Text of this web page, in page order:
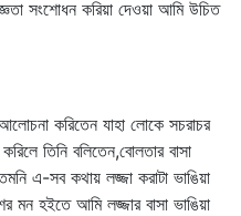
সংশোধন করিয়া দেওয়া আমি উচিত
করিতেন যাহা লোকে সচরাচর
তিনি বলিতেন,বোলতার বাসা
এ-সব কথায় লজ্জা করাটা ভাঙিয়া
মন হইতে আমি লজ্জার বাসা ভাঙিয়া